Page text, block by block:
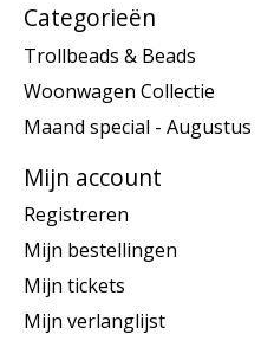
Categorieën
Trollbeads & Beads
Woonwagen Collectie
Maand special - Augustus
Mijn account
Registreren
Mijn bestellingen
Mijn tickets
Mijn verlanglijst